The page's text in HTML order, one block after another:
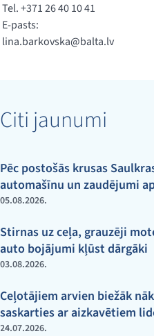
Tel. +371 26 40 10 41
E-pasts:
lina.barkovska@balta.lv
Citi jaunumi
Pēc postošās krusas
automašīnu un zaudējumi
05.08.2026.
Stirnas uz ceļa, grauzēji
auto bojājumi kļūst dārgāki
03.08.2026.
Ceļotājiem arvien biežāk
saskarties ar aizkavētiem
24.07.2026.